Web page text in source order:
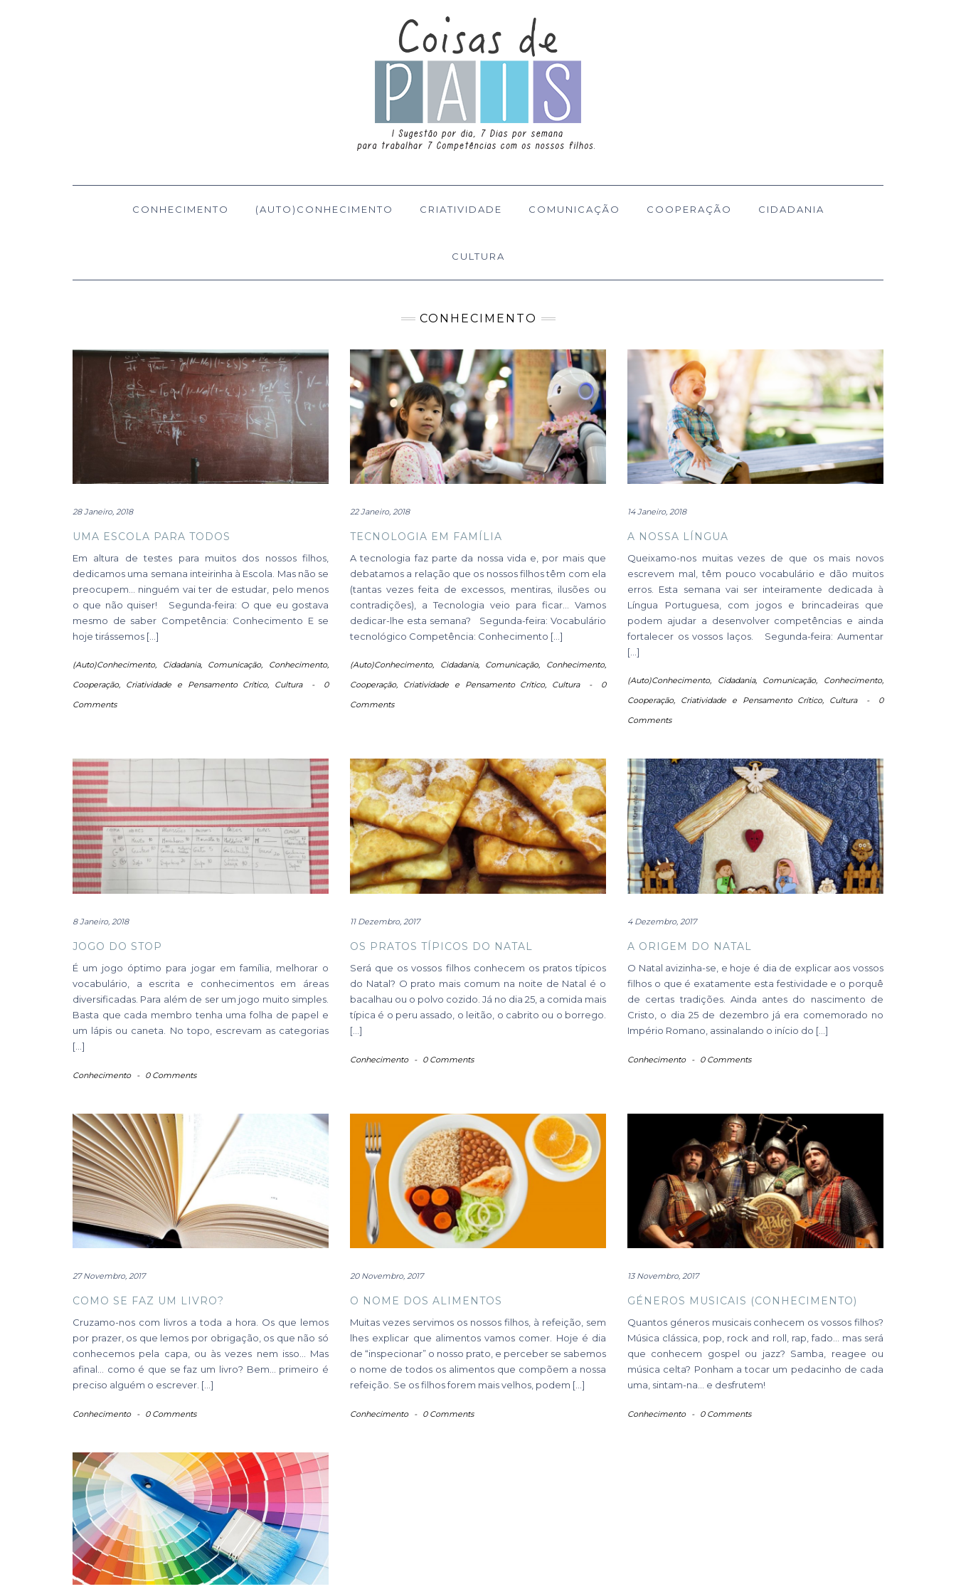
CONHECIMENTO (AUTO)CONHECIMENTO CRIATIVIDADE COMUNICAÇÃO COOPERAÇÃO CIDADANIA
CULTURA
CONHECIMENTO
28 Janeiro, 2018
UMA ESCOLA PARA TODOS
Em altura de testes para muitos dos nossos filhos,
dedicamos uma semana inteirinha à Escola. Mas não se
preocupem… ninguém vai ter de estudar, pelo menos
o que não quiser! Segunda-feira: O que eu gostava
mesmo de saber Competência: Conhecimento E se
hoje tirássemos […]
(Auto)Conhecimento, Cidadania, Comunicação, Conhecimento,
Cooperação, Criatividade e Pensamento Crítico, Cultura -
0
Comments
22 Janeiro, 2018
TECNOLOGIA EM FAMÍLIA
A tecnologia faz parte da nossa vida e, por mais que
debatamos a relação que os nossos filhos têm com ela
(tantas vezes feita de excessos, mentiras, ilusões ou
contradições), a Tecnologia veio para ficar… Vamos
dedicar-lhe esta semana? Segunda-feira: Vocabulário
tecnológico Competência: Conhecimento […]
(Auto)Conhecimento, Cidadania, Comunicação, Conhecimento,
Cooperação, Criatividade e Pensamento Crítico, Cultura -
0
Comments
14 Janeiro, 2018
A NOSSA LÍNGUA
Queixamo-nos muitas vezes de que os mais novos
escrevem mal, têm pouco vocabulário e dão muitos
erros. Esta semana vai ser inteiramente dedicada à
Língua Portuguesa, com jogos e brincadeiras que
podem ajudar a desenvolver competências e ainda
fortalecer os vossos laços. Segunda-feira: Aumentar
[…]
(Auto)Conhecimento, Cidadania, Comunicação, Conhecimento,
Cooperação, Criatividade e Pensamento Crítico, Cultura -
0
Comments
8 Janeiro, 2018
JOGO DO STOP
É um jogo óptimo para jogar em família, melhorar o
vocabulário, a escrita e conhecimentos em áreas
diversificadas. Para além de ser um jogo muito simples.
Basta que cada membro tenha uma folha de papel e
um lápis ou caneta. No topo, escrevam as categorias
[…]
Conhecimento - 0 Comments
11 Dezembro, 2017
OS PRATOS TÍPICOS DO NATAL
Será que os vossos filhos conhecem os pratos típicos
do Natal? O prato mais comum na noite de Natal é o
bacalhau ou o polvo cozido. Já no dia 25, a comida mais
típica é o peru assado, o leitão, o cabrito ou o borrego.
[…]
Conhecimento - 0 Comments
4 Dezembro, 2017
A ORIGEM DO NATAL
O Natal avizinha-se, e hoje é dia de explicar aos vossos
filhos o que é exatamente esta festividade e o porquê
de certas tradições. Ainda antes do nascimento de
Cristo, o dia 25 de dezembro já era comemorado no
Império Romano, assinalando o início do […]
Conhecimento - 0 Comments
27 Novembro, 2017
COMO SE FAZ UM LIVRO?
Cruzamo-nos com livros a toda a hora. Os que lemos
por prazer, os que lemos por obrigação, os que não só
conhecemos pela capa, ou às vezes nem isso… Mas
afinal… como é que se faz um livro? Bem… primeiro é
preciso alguém o escrever. […]
Conhecimento - 0 Comments
20 Novembro, 2017
O NOME DOS ALIMENTOS
Muitas vezes servimos os nossos filhos, à refeição, sem
lhes explicar que alimentos vamos comer. Hoje é dia
de “inspecionar” o nosso prato, e perceber se sabemos
o nome de todos os alimentos que compõem a nossa
refeição. Se os filhos forem mais velhos, podem […]
Conhecimento - 0 Comments
13 Novembro, 2017
GÉNEROS MUSICAIS (CONHECIMENTO)
Quantos géneros musicais conhecem os vossos filhos?
Música clássica, pop, rock and roll, rap, fado… mas será
que conhecem gospel ou jazz? Samba, reagee ou
música celta? Ponham a tocar um pedacinho de cada
uma, sintam-na… e desfrutem!
Conhecimento - 0 Comments